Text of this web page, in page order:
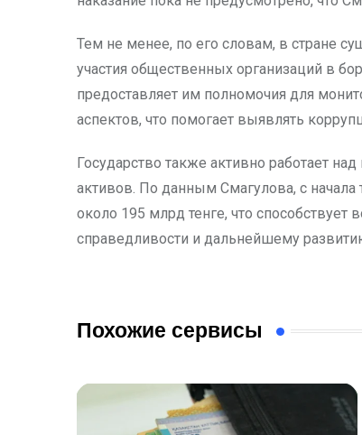
Тем не менее, по его словам, в стране
участия общественных организаций в
предоставляет им полномочия для
аспектов, что помогает выявлять
Государство также активно работает
активов. По данным Смагулова, с
около 195 млрд тенге, что способствует
справедливости и дальнейшему
Похожие сервисы